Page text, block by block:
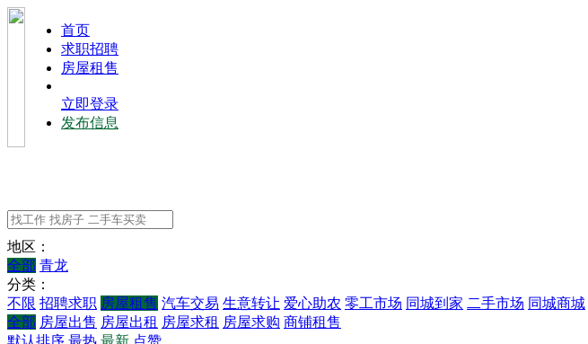
⾸⻚
求职招聘
房屋租售
立即登录
发布信息
地区：
全部 青龙
分类：
不限 招聘求职 房屋租售 汽车交易 生意转让 爱心助农 零工市场 同城到家 二手市场 同城商城
全部 房屋出售 房屋出租 房屋求租 房屋求购 商铺租售
默认排序 最热 最新 点赞